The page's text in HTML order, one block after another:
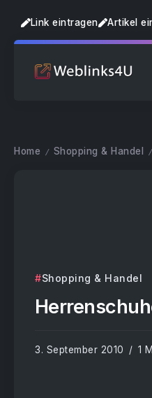
Link eintragen Artikel
Home / Shopping & Handel /
Shopping & Handel
3. September 2010 1